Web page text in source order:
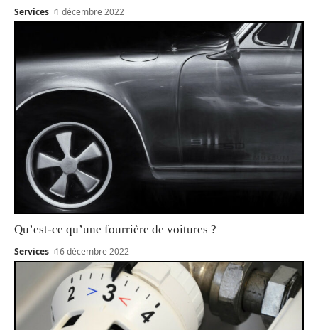
Services 1 décembre 2022
Qu’est-ce qu’une fourrière de voitures ?
Services 16 décembre 2022